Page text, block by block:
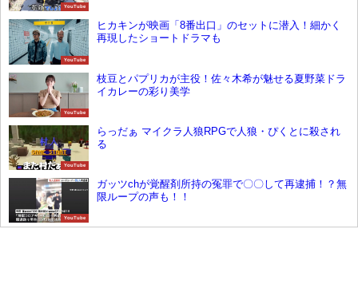
YouTube
YouTube
ヒカキンが映画「8番出口」のセットに潜入！細かく
再現したショートドラマも
YouTube
枝豆とパプリカが主役！佐々木希が魅せる夏野菜ドラ
イカレーの彩り美学
YouTube
らっだぁ マイクラ人狼RPGで人狼・ぴくとに殺され
る
YouTube
ガッツchが覚醒剤所持の冤罪で〇〇して再逮捕！？無
限ループの声も！！